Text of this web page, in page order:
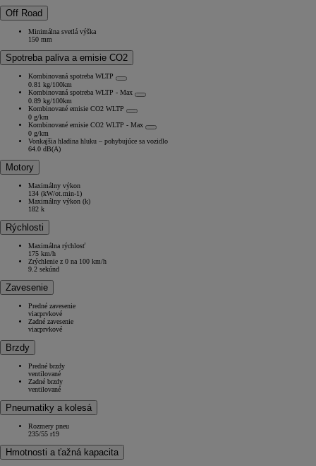
Off Road
Minimálna svetlá výška
150 mm
Spotreba paliva a emisie CO2
Kombinovaná spotreba WLTP
0.81 kg/100km
Kombinovaná spotreba WLTP - Max
0.89 kg/100km
Kombinované emisie CO2 WLTP
0 g/km
Kombinované emisie CO2 WLTP - Max
0 g/km
Vonkajšia hladina hluku – pohybujúce sa vozidlo
64.0 dB(A)
Motory
Maximálny výkon
134 (kW/ot.min-1)
Maximálny výkon (k)
182 k
Rýchlosti
Maximálna rýchlosť
175 km/h
Zrýchlenie z 0 na 100 km/h
9.2 sekúnd
Zavesenie
Predné zavesenie
viacprvkové
Zadné zavesenie
viacprvkové
Brzdy
Predné brzdy
ventilované
Zadné brzdy
ventilované
Pneumatiky a kolesá
Rozmery pneu
235/55 r19
Hmotnosti a ťažná kapacita